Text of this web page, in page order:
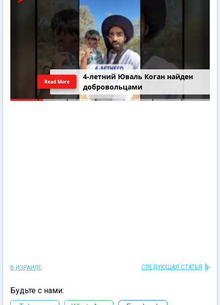
4-летний Юваль Коган найден
добровольцами
Read More
В ИЗРАИЛЕ СЛЕДУЮЩАЯ СТАТЬЯ
Будьте с нами: